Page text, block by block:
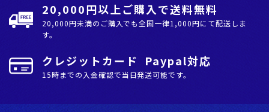
20,000円以上ご購入で送料無料
20,000円未満のご購入でも全国⼀律1,000円にて配送しま
す。
クレジットカード Paypal対応
15時までの入金確認で当日発送可能です。